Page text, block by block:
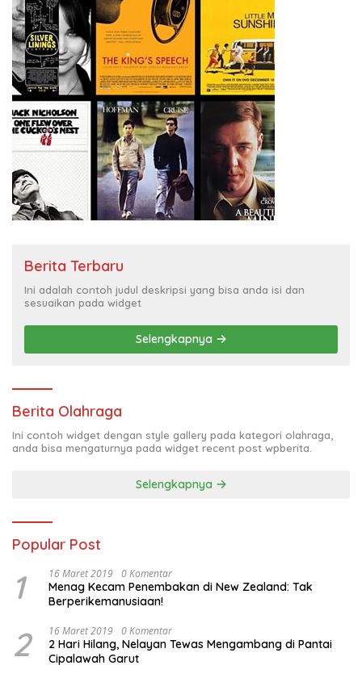
Berita Terbaru
Ini adalah contoh judul deskripsi yang bisa anda isi dan
sesuaikan pada widget
Selengkapnya
Berita Olahraga
Ini contoh widget dengan style gallery pada kategori olahraga,
anda bisa mengaturnya pada widget recent post wpberita.
Selengkapnya
Popular Post
1 16 Maret 2019 0 Komentar
Menag Kecam Penembakan di New Zealand: Tak
Berperikemanusiaan!
2 16 Maret 2019 0 Komentar
2 Hari Hilang, Nelayan Tewas Mengambang di Pantai
Cipalawah Garut